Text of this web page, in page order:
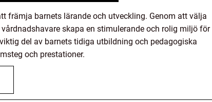
främja barnets lärande och utveckling. Genom att välja
skapa en stimulerande och rolig miljö för
del av barnets tidiga utbildning och pedagogiska
och prestationer.